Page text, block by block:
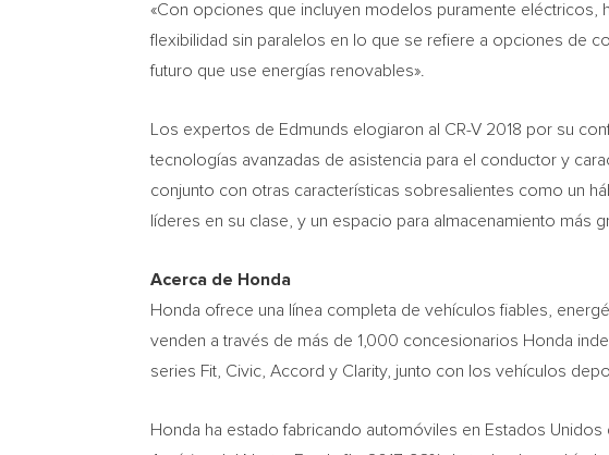
«Con opciones que incluyen modelos puramente eléctricos,
flexibilidad sin paralelos en lo que se refiere a opciones de
futuro que use energías renovables».
Los expertos de Edmunds elogiaron al CR-V 2018 por su
tecnologías avanzadas de asistencia para el conductor y
conjunto con otras características sobresalientes como un
líderes en su clase, y un espacio para almacenamiento más
Acerca de Honda
Honda ofrece una línea completa de vehículos fiables,
venden a través de más de 1,000 concesionarios Honda
series Fit, Civic, Accord y Clarity, junto con los vehículos
Honda ha estado fabricando automóviles en Estados